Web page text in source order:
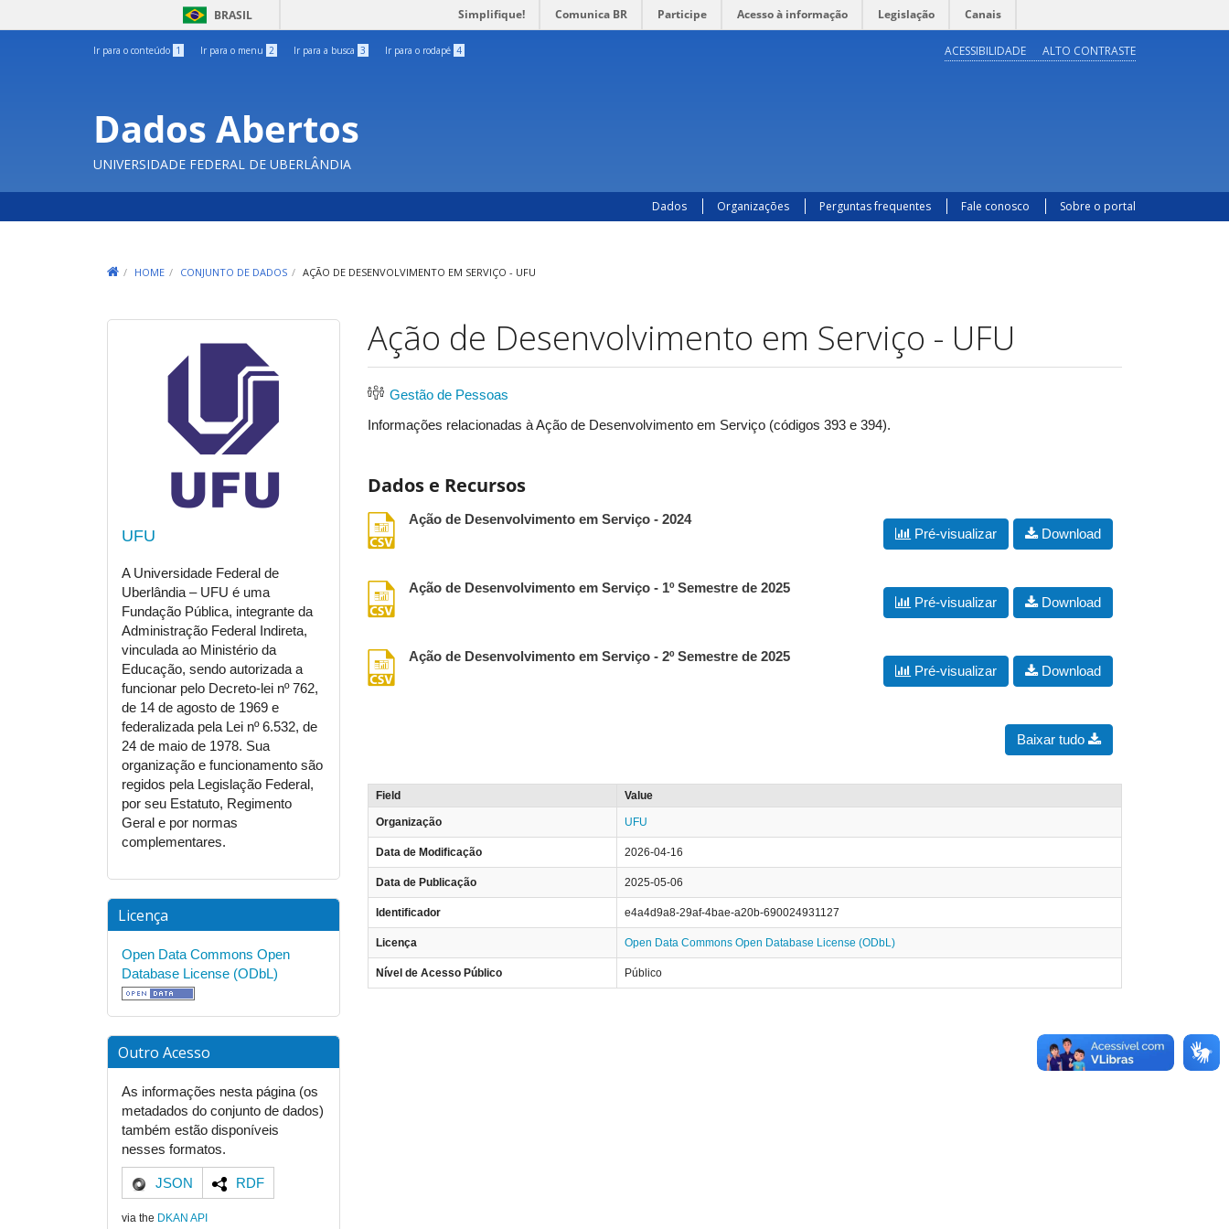
BRASIL Simplifique! Comunica BR Participe Acesso à informação Legislação Canais
Ir para o conteúdo 1 Ir para o menu 2 Ir para a busca 3 Ir para o rodapé 4 ACESSIBILIDADE ALTO CONTRASTE
Dados Abertos
UNIVERSIDADE FEDERAL DE UBERLÂNDIA
Dados Organizações Perguntas frequentes Fale conosco Sobre o portal
HOME CONJUNTO DE DADOS AÇÃO DE DESENVOLVIMENTO EM SERVIÇO - UFU
UFU
A Universidade Federal de
Uberlândia – UFU é uma
Fundação Pública, integrante da
Administração Federal Indireta,
vinculada ao Ministério da
Educação, sendo autorizada a
funcionar pelo Decreto-lei nº 762,
de 14 de agosto de 1969 e
federalizada pela Lei nº 6.532, de
24 de maio de 1978. Sua
organização e funcionamento são
regidos pela Legislação Federal,
por seu Estatuto, Regimento
Geral e por normas
complementares.
Licença
Open Data Commons Open
Database License (ODbL)
Outro Acesso
As informações nesta página (os
metadados do conjunto de dados)
também estão disponíveis
nesses formatos.
JSON RDF
via the DKAN API
Ação de Desenvolvimento em Serviço - UFU
Gestão de Pessoas
Informações relacionadas à Ação de Desenvolvimento em Serviço (códigos 393 e 394).
Dados e Recursos
Ação de Desenvolvimento em Serviço - 2024
csv
Pré-visualizar
Download
Ação de Desenvolvimento em Serviço - 1º Semestre de 2025
csv
Pré-visualizar
Download
Ação de Desenvolvimento em Serviço - 2º Semestre de 2025
csv
Pré-visualizar
Download
Baixar tudo
Field Value
Organização UFU
Data de Modificação 2026-04-16
Data de Publicação 2025-05-06
Identificador e4a4d9a8-29af-4bae-a20b-690024931127
Licença Open Data Commons Open Database License (ODbL)
Nível de Acesso Público Público